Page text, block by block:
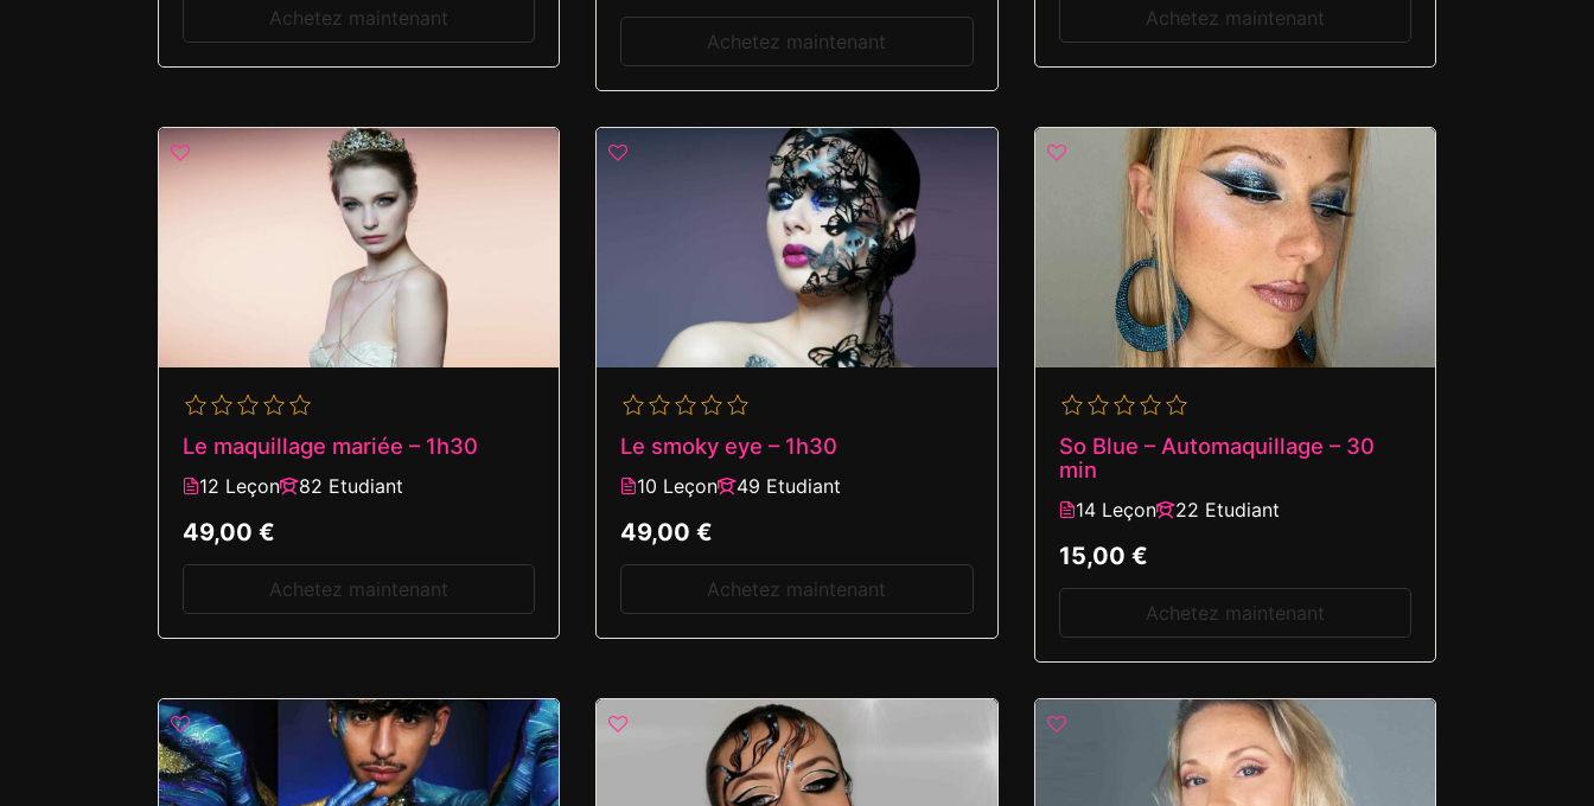
Achetez maintenant
Achetez maintenant
Achetez maintenant
Le maquillage mariée – 1h30
12 Leçon 82 Etudiant
49,00 €
Achetez maintenant
Le smoky eye – 1h30
10 Leçon 49 Etudiant
49,00 €
Achetez maintenant
So Blue – Automaquillage – 30
min
14 Leçon 22 Etudiant
15,00 €
Achetez maintenant